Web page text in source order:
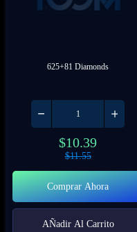
625+81 Diamonds
$10.39
$11.55
Comprar Ahora
AÑadir Al Carrito